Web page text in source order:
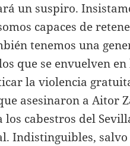
un suspiro.
capaces de
tenemos una
que se envuelven
la violencia
asesinaron a Aitor
cabestros del
Indistinguibles,